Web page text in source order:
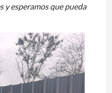
y esperamos que pueda